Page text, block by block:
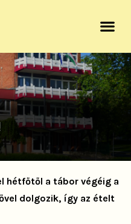
hétfőtől a tábor végéig a
dolgozik, így az ételt